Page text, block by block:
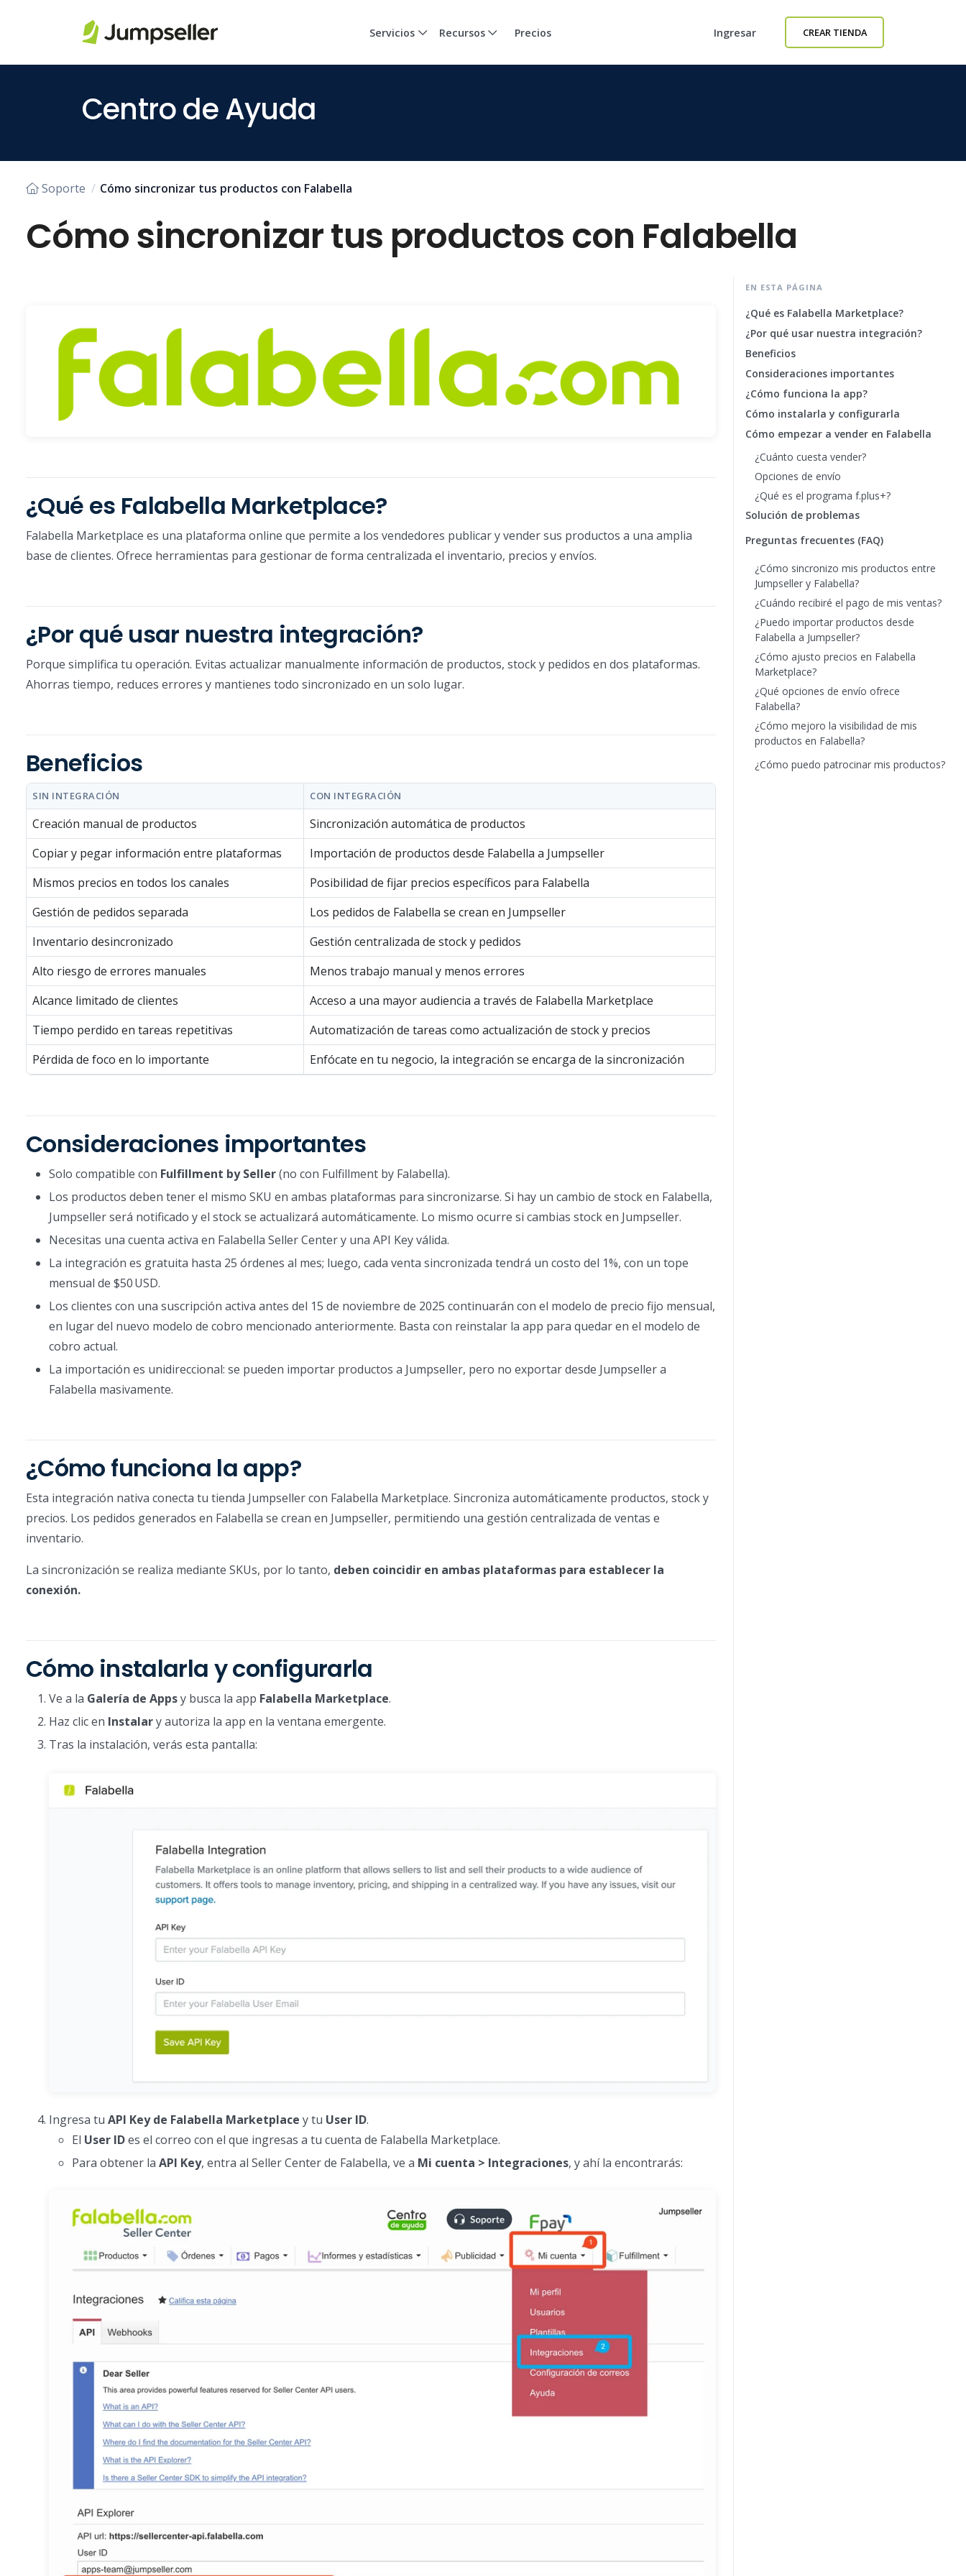
Saltar al contenido principal
Servicios Recursos Precios Ingresar CREAR TIENDA
Centro de Ayuda
Soporte Cómo sincronizar tus productos con Falabella
Cómo sincronizar tus productos con Falabella
¿Qué es Falabella Marketplace?
Falabella Marketplace es una plataforma online que permite a los vendedores publicar y vender sus productos a una amplia
base de clientes. Ofrece herramientas para gestionar de forma centralizada el inventario, precios y envíos.
¿Por qué usar nuestra integración?
Porque simplifica tu operación. Evitas actualizar manualmente información de productos, stock y pedidos en dos plataformas.
Ahorras tiempo, reduces errores y mantienes todo sincronizado en un solo lugar.
Beneficios
SIN INTEGRACIÓN CON INTEGRACIÓN
Creación manual de productos
Sincronización automática de productos
Copiar y pegar información entre plataformas
Importación de productos desde Falabella a Jumpseller
Mismos precios en todos los canales
Posibilidad de fijar precios específicos para Falabella
Gestión de pedidos separada
Los pedidos de Falabella se crean en Jumpseller
Inventario desincronizado
Gestión centralizada de stock y pedidos
Alto riesgo de errores manuales
Menos trabajo manual y menos errores
Alcance limitado de clientes
Acceso a una mayor audiencia a través de Falabella Marketplace
Tiempo perdido en tareas repetitivas
Automatización de tareas como actualización de stock y precios
Pérdida de foco en lo importante
Enfócate en tu negocio, la integración se encarga de la sincronización
Consideraciones importantes
Solo compatible con Fulfillment by Seller(no con Fulfillment by Falabella).
Los productos deben tener el mismo SKU en ambas plataformas para sincronizarse. Si hay un cambio de stock en Falabella,
Jumpseller será notificado y el stock se actualizará automáticamente. Lo mismo ocurre si cambias stock en Jumpseller.
Necesitas una cuenta activa en Falabella Seller Center y una API Key válida.
La integración es gratuita hasta 25 órdenes al mes; luego, cada venta sincronizada tendrá un costo del 1%, con un tope
mensual de $50 USD.
Los clientes con una suscripción activa antes del 15 de noviembre de 2025 continuarán con el modelo de precio fijo mensual,
en lugar del nuevo modelo de cobro mencionado anteriormente. Basta con reinstalar la app para quedar en el modelo de
cobro actual.
La importación es unidireccional: se pueden importar productos a Jumpseller, pero no exportar desde Jumpseller a
Falabella masivamente.
¿Cómo funciona la app?
Esta integración nativa conecta tu tienda Jumpseller con Falabella Marketplace. Sincroniza automáticamente productos, stock y
precios. Los pedidos generados en Falabella se crean en Jumpseller, permitiendo una gestión centralizada de ventas e
inventario.
La sincronización se realiza mediante SKUs, por lo tanto, deben coincidir en ambas plataformas para establecer la
conexión.
Cómo instalarla y configurarla
Ve a la Galería de Appsy busca la app Falabella Marketplace.
Haz clic en Instalary autoriza la app en la ventana emergente.
Tras la instalación, verás esta pantalla:
Ingresa tu API Key de Falabella Marketplace y tu User ID.
El User IDes el correo con el que ingresas a tu cuenta de Falabella Marketplace.
Para obtener la API Key, entra al Seller Center de Falabella, ve a Mi cuenta > Integraciones, y ahí la encontrarás:
EN ESTA PÁGINA
¿Qué es Falabella Marketplace?
¿Por qué usar nuestra integración?
Beneficios
Consideraciones importantes
¿Cómo funciona la app?
Cómo instalarla y configurarla
Cómo empezar a vender en Falabella
¿Cuánto cuesta vender?
Opciones de envío
¿Qué es el programa f.plus+?
Solución de problemas
Preguntas frecuentes (FAQ)
¿Cómo sincronizo mis productos entre
Jumpseller y Falabella?
¿Cuándo recibiré el pago de mis ventas?
¿Puedo importar productos desde
Falabella a Jumpseller?
¿Cómo ajusto precios en Falabella
Marketplace?
¿Qué opciones de envío ofrece
Falabella?
¿Cómo mejoro la visibilidad de mis
productos en Falabella?
¿Cómo puedo patrocinar mis productos?